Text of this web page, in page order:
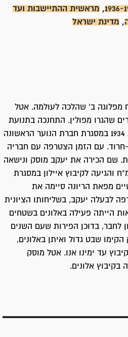
, מראשית ההתיישבות ועד
, מדינת ישראל
מפלוגה ב' שהלכה לעולמה. אטל
בשנת 1918 להורים שהגרו מפולין. התחנכה בתנועת
"הבונים". עלתה ארצה בשנת 1934 במסגרת חברת הנוער הראשונה
חרוד. עם הזמן הצטרפה עם חבריה
שם הכירה את יעקב מוסק ונישאה
לפלמ"ח והגיעה לקיבוץ איילון במסגרת
מפאת הריונה סיימה את
לבעלה יעקב, בשליחותו הציונית
הייתה פעילה באלונים בשטחים
לחבר, בדוכן הפירות שעם השנים
שבט גדול ואיתן באלונים,
עד ימינו אנו. אטל מוסק